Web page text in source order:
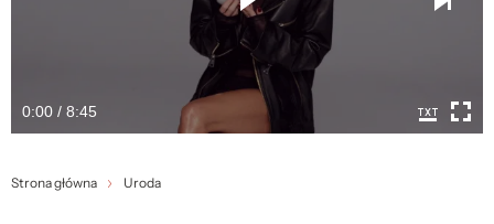
0:00 / 8:45
Strona główna Uroda